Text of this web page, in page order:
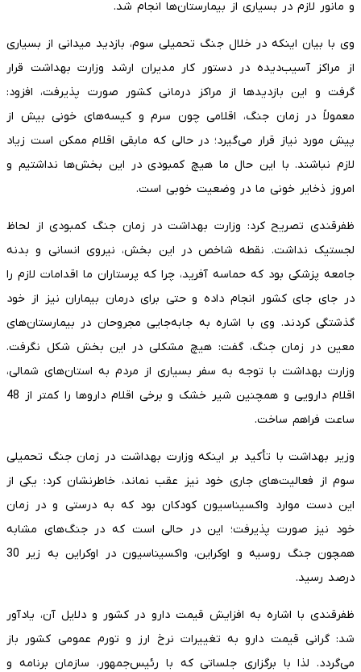
و مانور لازم در بسیاری از بیمارستان‌ها انجام شد.
وی با بیان اینکه در خلال جنگ تحمیلی سوم، بازدید میدانی از بسیاری
از مراکز آسیب‌دیده در دستور کار مدیران ارشد وزارت بهداشت قرار
گرفت و این بازدیدها از مراکز درمانی کشور صورت پذیرفت، افزود:
معمولاً در زمان جنگ، اقلامی چون سرم و کیسه‌های خونی بیش از
پیش مورد نیاز قرار می‌گیرد؛ در حالی که مابقی اقلام ممکن است زیاد
لازم نباشند. با این حال ما هیچ کمبودی در این بخش‌ها نداشتیم و
امروز ذخایر خونی ما در وضعیت خوبی است.
ظفرقندی تصریح کرد: وزارت بهداشت در زمان جنگ کمبودی از لحاظ
لجستیک نداشت. نقطه شاخص در این بخش، نیروی انسانی و بدنه
جامعه پزشکی بود که حماسه آفرید، چرا که پرستاران ما اقدامات لازم را
در جای جای کشور انجام داده و حتی برای درمان بیماران نیز از خود
گذشتگی کردند. وی با اشاره به جابه‌جایی مجروحان در بیمارستان‌های
معین در زمان جنگ، گفت: هیچ مشکلی در این بخش شکل نگرفت.
وزارت بهداشت با توجه به سفر بسیاری از مردم به استان‌های شمالی،
اقلام دارویی و همچنین شیر خشک و برخی اقلام داروها را کمتر از 48
ساعت فراهم ساخت.
وزیر بهداشت با تأکید بر اینکه وزارت بهداشت در زمان جنگ تحمیلی
سوم از فعالیت‌های جاری خود نیز عقب نماند، خاطرنشان کرد: یکی از
این دست موارد واکسیناسیون کودکان بود که به درستی و در زمان
خود نیز صورت پذیرفت؛ این در حالی است که در جنگ‌های مشابه
همچون جنگ روسیه و اوکراین، واکسیناسیون در اوکراین به زیر 30
درصد رسید.
ظفرقندی با اشاره به افزایش قیمت دارو در کشور و دلایل آن، یادآور
شد: گرانی قیمت دارو به تغییرات نرخ ارز و تورم عمومی کشور باز
می‌گردد. لذا با برگزاری جلساتی که با رئیس‌جمهور، سازمان برنامه و